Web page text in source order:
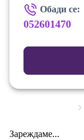
Обади се:
052601470
Зареждаме...